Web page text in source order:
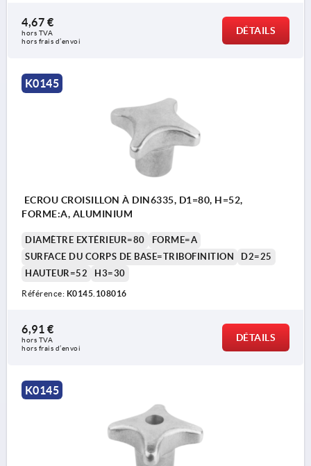
4,67 €
hors TVA
hors frais d’envoi
DÉTAILS
K0145
ECROU CROISILLON À DIN6335, D1=80, H=52,
FORME:A, ALUMINIUM
DIAMÈTRE EXTÉRIEUR=80
FORME=A
SURFACE DU CORPS DE BASE=TRIBOFINITION
D2=25
HAUTEUR=52
H3=30
Référence: K0145.108016
6,91 €
hors TVA
hors frais d’envoi
DÉTAILS
K0145